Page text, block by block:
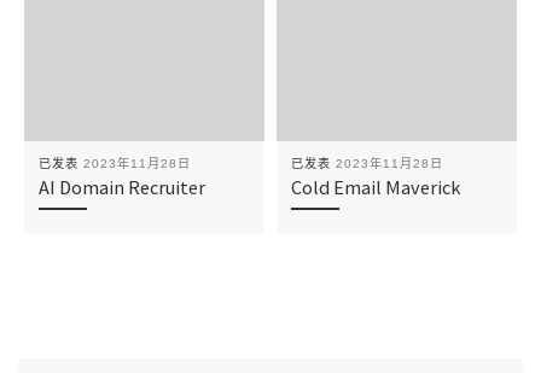
已发表 2023年11月28日
AI Domain Recruiter
已发表 2023年11月28日
Cold Email Maverick